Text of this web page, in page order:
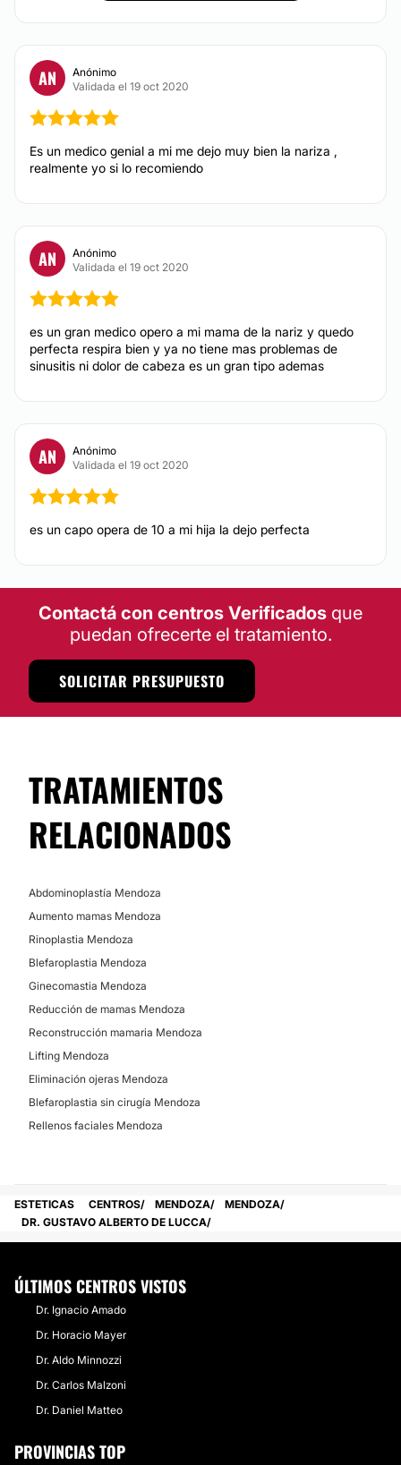
AN
Anónimo
Validada el 19 oct 2020
Es un medico genial a mi me dejo muy bien la nariza ,
realmente yo si lo recomiendo
AN
Anónimo
Validada el 19 oct 2020
es un gran medico opero a mi mama de la nariz y quedo
perfecta respira bien y ya no tiene mas problemas de
sinusitis ni dolor de cabeza es un gran tipo ademas
AN
Anónimo
Validada el 19 oct 2020
es un capo opera de 10 a mi hija la dejo perfecta
Contactá con centros Verificados que
puedan ofrecerte el tratamiento.
SOLICITAR PRESUPUESTO
TRATAMIENTOS
RELACIONADOS
Abdominoplastía Mendoza
Aumento mamas Mendoza
Rinoplastia Mendoza
Blefaroplastia Mendoza
Ginecomastia Mendoza
Reducción de mamas Mendoza
Reconstrucción mamaria Mendoza
Lifting Mendoza
Eliminación ojeras Mendoza
Blefaroplastia sin cirugía Mendoza
Rellenos faciales Mendoza
ESTETICAS CENTROS MENDOZA
MENDOZA
DR. GUSTAVO ALBERTO DE LUCCA
ÚLTIMOS CENTROS VISTOS
Dr. Ignacio Amado
Dr. Horacio Mayer
Dr. Aldo Minnozzi
Dr. Carlos Malzoni
Dr. Daniel Matteo
PROVINCIAS TOP